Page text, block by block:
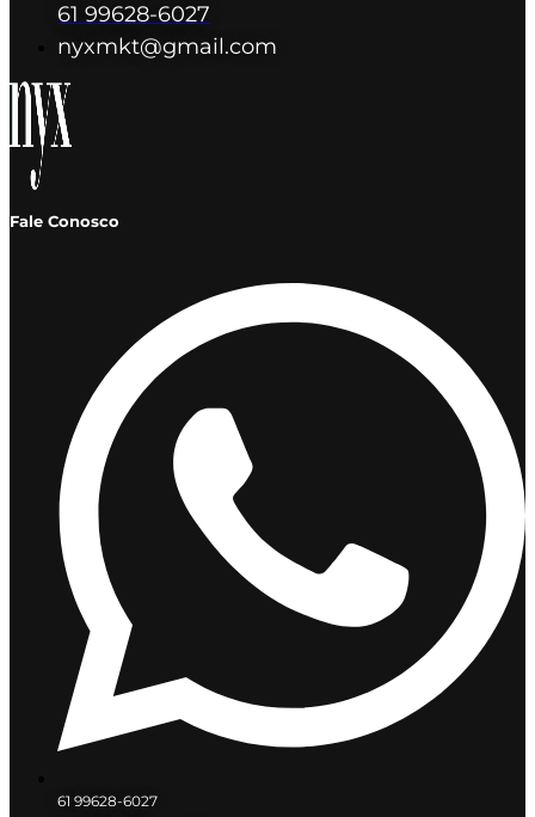
61 99628-6027
nyxmkt@gmail.com
Fale Conosco
61 99628-6027